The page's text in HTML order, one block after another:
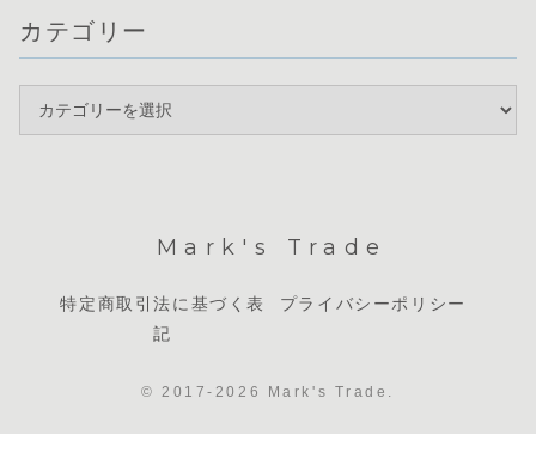
カテゴリー
Mark's Trade
特定商取引法に基づく表
記
プライバシーポリシー
© 2017-2026 Mark's Trade.